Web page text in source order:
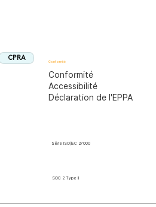
CPRA
Conformité
Conformité
Accessibilité
Déclaration de l'EPPA
Série ISO/IEC 27000
SOC 2 Type II